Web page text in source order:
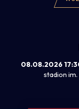
Jagiellonią
08.08.2026
stadion